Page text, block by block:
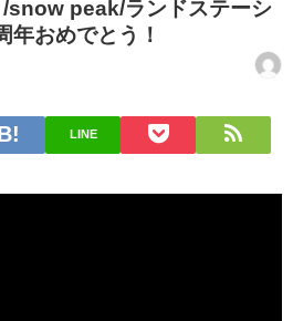
/snow peak/ランドステーシ
年おめでとう！
LINE